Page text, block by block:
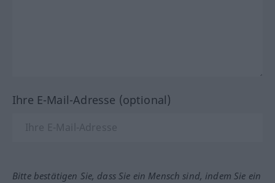
Ihre E-Mail-Adresse (optional)
Bitte bestätigen Sie, dass Sie ein Mensch sind, indem Sie ein